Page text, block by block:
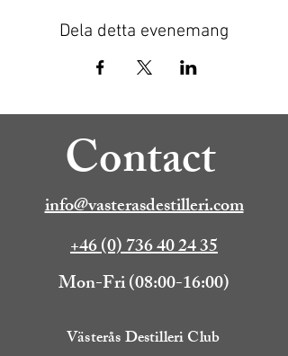
Dela detta evenemang
Contact
info@vasterasdestilleri.com
+46 (0) 736 40 24 35
Mon-Fri (08:00-16:00)
Västerås Destilleri Club